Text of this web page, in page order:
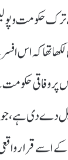
حکومت و
تھا کہ اس
پر وفاقی
دے دی ہے،
کے اسے قرار